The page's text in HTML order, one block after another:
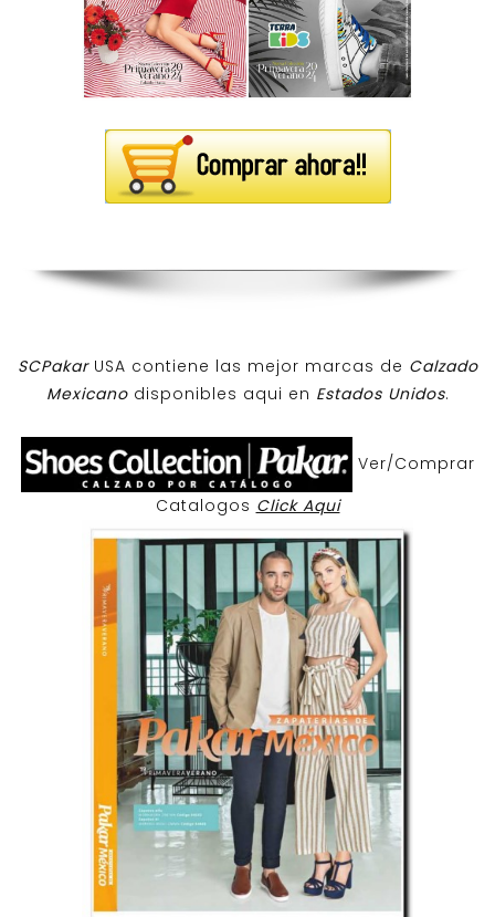
SCPakar USA contiene las mejor marcas de Calzado
Mexicanodisponibles aqui en Estados Unidos.
Ver/Comprar
Catalogos Click Aqui